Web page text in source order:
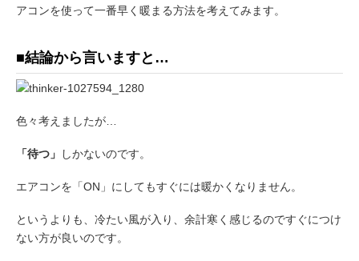
アコンを使って一番早く暖まる方法を考えてみます。
■結論から言いますと…
色々考えましたが…
「待つ」 しかないのです。
エアコンを「ON」にしてもすぐには暖かくなりません。
というよりも、冷たい風が入り、余計寒く感じるのですぐにつけ
ない方が良いのです。